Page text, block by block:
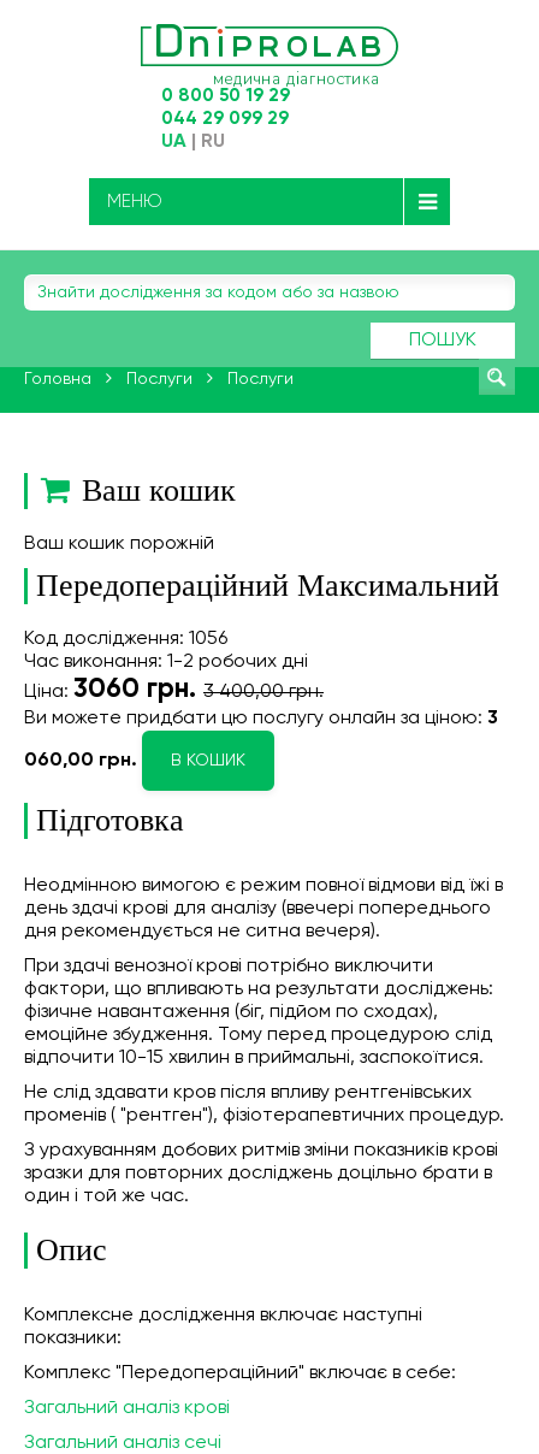
0 800 50 19 29
044 29 099 29
UA RU
МЕНЮ
ПОШУК
Головна Послуги Послуги
Ваш кошик
Ваш кошик порожній
Передопераційний Максимальний
Код дослідження: 1056
Час виконання: 1-2 робочих дні
Ціна: 3060 грн. 3 400,00 грн.
Ви можете придбати цю послугу онлайн за ціною: 3
060,00 грн. В КОШИК
Підготовка
Неодмінною вимогою є режим повної відмови від їжі в
день здачі крові для аналізу (ввечері попереднього
дня рекомендується не ситна вечеря).
При здачі венозної крові потрібно виключити
фактори, що впливають на результати досліджень:
фізичне навантаження (біг, підйом по сходах),
емоційне збудження. Тому перед процедурою слід
відпочити 10-15 хвилин в приймальні, заспокоїтися.
Не слід здавати кров після впливу рентгенівських
променів ( "рентген"), фізіотерапевтичних процедур.
З урахуванням добових ритмів зміни показників крові
зразки для повторних досліджень доцільно брати в
один і той же час.
Опис
Комплексне дослідження включає наступні
показники:
Комплекс "Передопераційний" включає в себе:
Загальний аналіз крові
Загальний аналіз сечі